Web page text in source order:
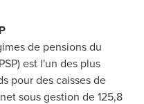
de pensions du
est l'un des plus
pour des caisses de
sous gestion de 125,8